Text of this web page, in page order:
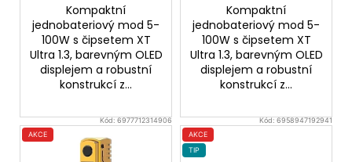
Kompaktní
jednobateriový mod 5-
100W s čipsetem XT
Ultra 1.3, barevným OLED
displejem a robustní
konstrukcí z...
Kompaktní
jednobateriový mod 5-
100W s čipsetem XT
Ultra 1.3, barevným OLED
displejem a robustní
konstrukcí z...
Kód:6977712314906
AKCE
Kód:6958947192941
AKCE
TIP